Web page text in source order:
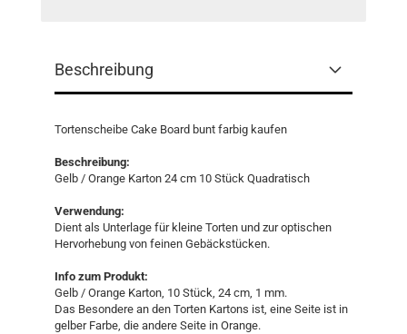
Beschreibung
Tortenscheibe Cake Board bunt farbig kaufen
Beschreibung:
Gelb / Orange Karton 24 cm 10 Stück Quadratisch
Verwendung:
Dient als Unterlage für kleine Torten und zur optischen
Hervorhebung von feinen Gebäckstücken.
Info zum Produkt:
Gelb / Orange Karton, 10 Stück, 24 cm, 1 mm.
Das Besondere an den Torten Kartons ist, eine Seite ist in
gelber Farbe, die andere Seite in Orange.